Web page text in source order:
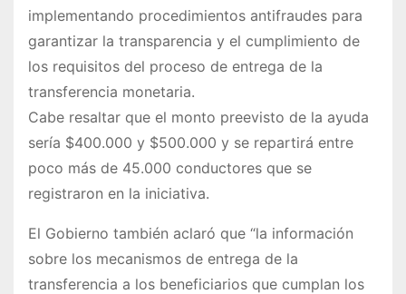
implementando procedimientos antifraudes para
garantizar la transparencia y el cumplimiento de
los requisitos del proceso de entrega de la
transferencia monetaria.
Cabe resaltar que el monto preevisto de la ayuda
sería $400.000 y $500.000 y se repartirá entre
poco más de 45.000 conductores que se
registraron en la iniciativa.
El Gobierno también aclaró que “la información
sobre los mecanismos de entrega de la
transferencia a los beneficiarios que cumplan los